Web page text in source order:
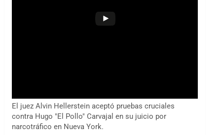
El juez Alvin Hellerstein aceptó pruebas cruciales
contra Hugo "El Pollo" Carvajal en su juicio por
narcotráfico en Nueva York.